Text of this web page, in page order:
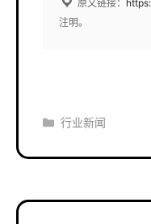
原文链接：
注明。
分
行业新闻